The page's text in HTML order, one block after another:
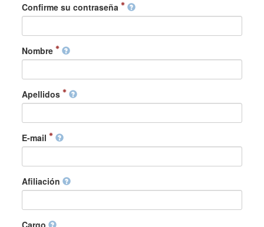
Confirme su contraseña
Nombre
Apellidos
E-mail
Afiliación
Cargo